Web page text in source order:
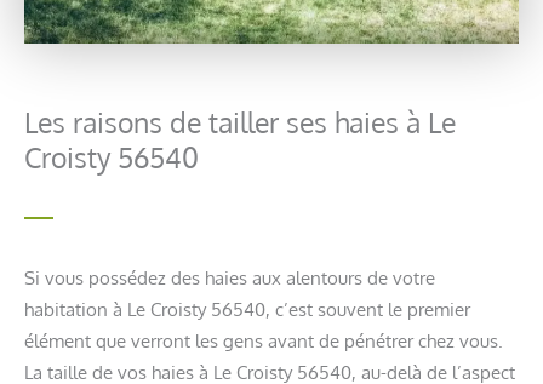
Les raisons de tailler ses haies à Le
Croisty 56540
Si vous possédez des haies aux alentours de votre
habitation à Le Croisty 56540, c’est souvent le premier
élément que verront les gens avant de pénétrer chez vous.
La taille de vos haies à Le Croisty 56540, au-delà de l’aspect